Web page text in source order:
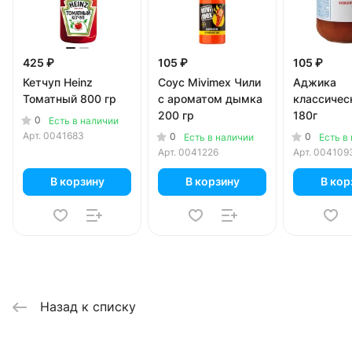
425 ₽
Кетчуп Heinz
Томатный 800 гр
0
Есть в наличии
Арт. 0041683
В корзину
105 ₽
Соус Mivimex Чили
с ароматом дымка
200 гр
0
Есть в наличии
Арт. 0041226
В корзину
105 ₽
Аджика
180г
0
Есть в
Арт.
В
Назад к списку